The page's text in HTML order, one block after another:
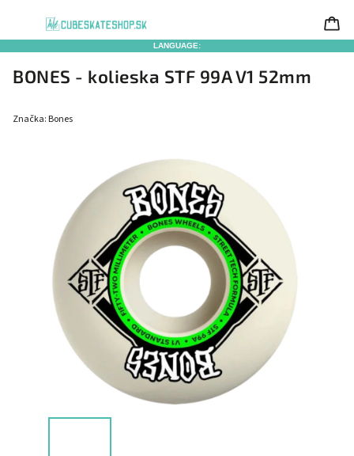
LANGUAGE:
BONES - kolieska STF 99A V1 52mm
Značka: Bones